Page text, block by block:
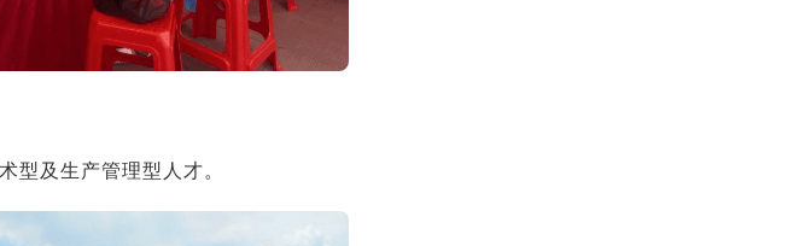
型及生产管理型人才。